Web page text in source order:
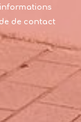
de contact